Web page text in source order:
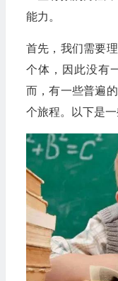
能力。
首先，我们需要
个体，因此没有
而，有一些普遍
个旅程。以下是一